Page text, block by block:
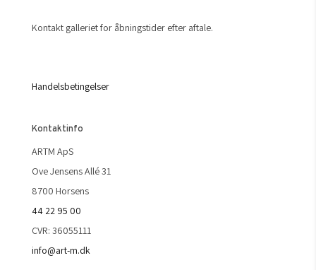
Kontakt galleriet for åbningstider efter aftale.
Handelsbetingelser
Kontaktinfo
ARTM ApS
Ove Jensens Allé 31
8700 Horsens
44 22 95 00
CVR: 36055111
info@art-m.dk